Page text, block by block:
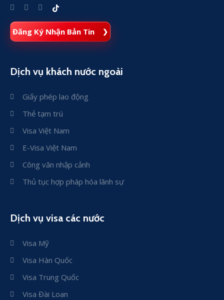
Đăng Ký Nhận Bản Tin
Dịch vụ khách nước ngoài
Giấy phép lao động
Thẻ tạm trú
Visa Việt Nam
E-Visa Việt Nam
Công văn nhập cảnh
Thủ tục hợp pháp hóa lãnh sự
Dịch vụ visa các nước
Visa Mỹ
Visa Hàn Quốc
Visa Trung Quốc
Visa Đài Loan